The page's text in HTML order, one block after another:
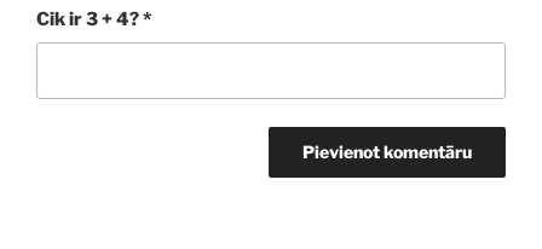
Cik ir 3 + 4?*